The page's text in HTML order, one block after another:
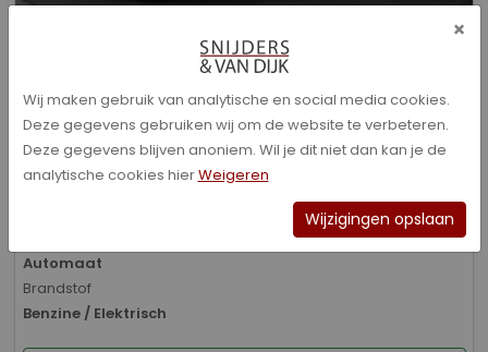
Audi A3 - Sportback 40 TFSI e Advanced edition
Bouwjaar
01-2026
Kilometerstand
Automaat
Brandstof
Benzine / Elektrisch
×
Wij maken gebruik van analytische en social media cookies.
Deze gegevens gebruiken wij om de website te verbeteren.
Deze gegevens blijven anoniem. Wil je dit niet dan kan je de
analytische cookies hierWeigeren
Wijzigingen opslaan